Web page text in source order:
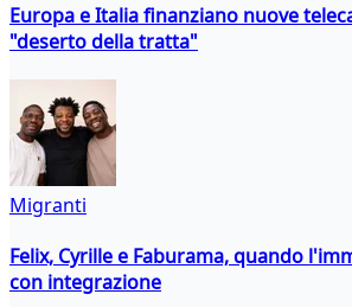
Europa e Italia finanziano nuove
"deserto della tratta"
Migranti
Felix, Cyrille e Faburama, quando
con integrazione